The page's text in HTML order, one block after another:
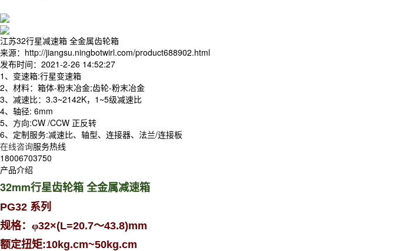
江苏32行星减速箱 全金属齿轮箱
来源：http://jiangsu.ningbotwirl.com/product688902.html
发布时间：2021-2-26 14:52:27
1、变速箱:行星变速箱
2、材料：箱体-粉末冶金;齿轮-粉末冶金
3、减速比：3.3~2142K，1~5级减速比
4、轴径: 6mm
5、方向:CW /CCW 正反转
6、定制服务:减速比、轴型、连接器、法兰/连接板
在线咨询服务热线
18006703750
产品介绍
32mm行星齿轮箱 全金属减速箱
PG32 系列
规格：φ32×(L=20.7～43.8)mm
额定扭矩:10kg.cm~50kg.cm